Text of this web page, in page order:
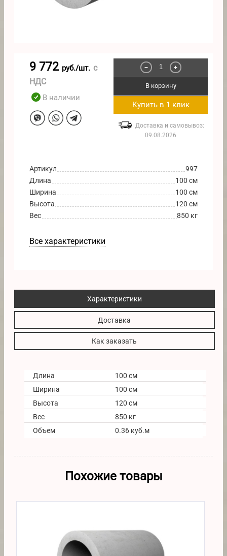
9 772 руб./шт. с
НДС
В наличии
− +
В корзину
Купить в 1 клик
Доставка и самовывоз:
09.08.2026
Артикул
997
Длина
100 см
Ширина
100 см
Высота
120 см
Вес
850 кг
Все характеристики
Характеристики
Доставка
Как заказать
Длина
100 см
Ширина
100 см
Высота
120 см
Вес
850 кг
Объем
0.36 куб.м
Похожие товары